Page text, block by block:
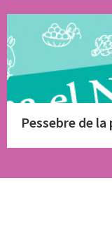
Pessebre de la